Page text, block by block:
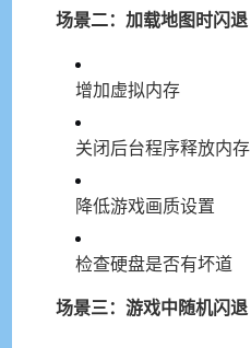
场景二：加载地图时闪退
增加虚拟内存
关闭后台程序释放内存
降低游戏画质设置
检查硬盘是否有坏道
场景三：游戏中随机闪退